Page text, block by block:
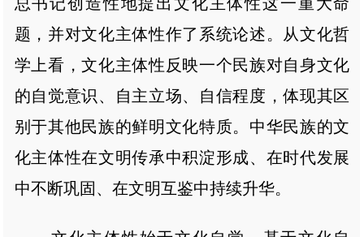
题，并对文化主体性作了系统论述。从文化哲
学上看，文化主体性反映一个民族对自身文化
的自觉意识、自主立场、自信程度，体现其区
别于其他民族的鲜明文化特质。中华民族的文
化主体性在文明传承中积淀形成、在时代发展
中不断巩固、在文明互鉴中持续升华。